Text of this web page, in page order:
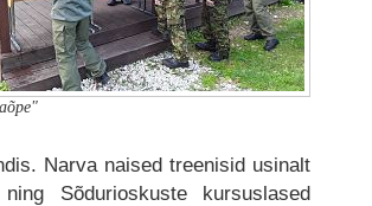
Narva naised treenisid usinalt
ning Sõdurioskuste kursuslased